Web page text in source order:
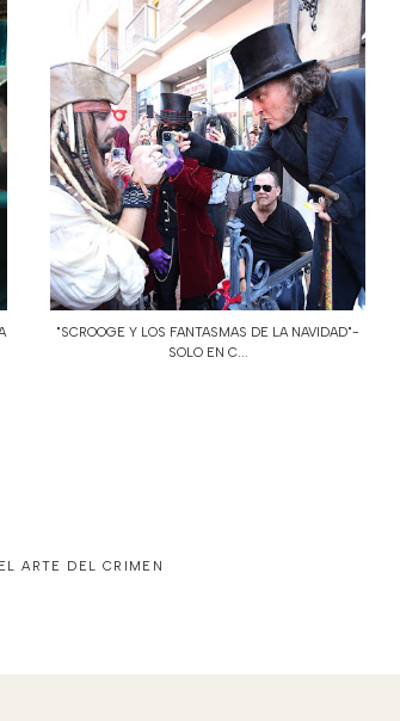
"SCROOGE Y LOS FANTASMAS DE LA NAVIDAD"-
SOLO EN C...
ARTE DEL CRIMEN